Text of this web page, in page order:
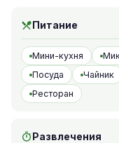
Питание
Мини-кухня
Посуда
Чайник
Ресторан
Развлечения